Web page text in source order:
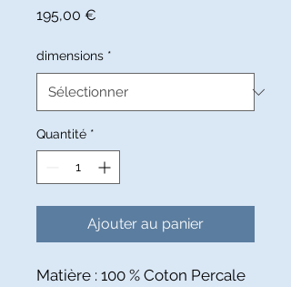
195,00 €
dimensions *
Quantité *
Ajouter au panier
Matière : 100 % Coton Percale